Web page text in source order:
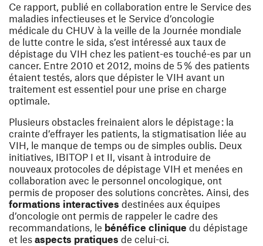
Ce rapport, publié en collaboration entre le Service des
maladies infectieuses et le Service d’oncologie
médicale du CHUV à la veille de la Journée mondiale
de lutte contre le sida, s’est intéressé aux taux de
dépistage du VIH chez les patient-es touché-es par un
cancer. Entre 2010 et 2012, moins de 5 % des patients
étaient testés, alors que dépister le VIH avant un
traitement est essentiel pour une prise en charge
optimale.
Plusieurs obstacles freinaient alors le dépistage : la
crainte d’effrayer les patients, la stigmatisation liée au
VIH, le manque de temps ou de simples oublis. Deux
initiatives, IBITOP I et II, visant à introduire de
nouveaux protocoles de dépistage VIH et menées en
collaboration avec le personnel oncologique, ont
permis de proposer des solutions concrètes. Ainsi, des
formations interactives destinées aux équipes
d’oncologie ont permis de rappeler le cadre des
recommandations, le bénéfice clinique du dépistage
et les aspects pratiques de celui-ci.